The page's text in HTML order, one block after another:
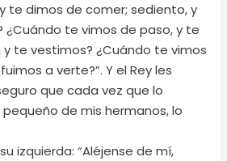
te dimos de comer; sediento, y
¿Cuándo te vimos de paso, y te
te vestimos? ¿Cuándo te vimos
a verte?”. Y el Rey les
que cada vez que lo
de mis hermanos, lo
izquierda: “Aléjense de mí,